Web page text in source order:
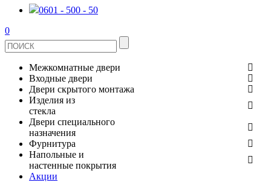
0601 - 500 - 50
0
Межкомнатные двери
ШПОНИРОВАНЫЕ
ЭКОШПОН
ИЗ МАССИВА СОСНЫ
Входные двери
МЕТАЛЛИЧЕСКИЕ ДВЕРИ
В КВАРТИРУ
ДЛЯ ДОМА
Двери скрытого монтажа
СТЕКЛЯННЫЕ
ЗЕРКАЛЬНЫЕ
Изделия из
стекла
ДВЕРИ
ДУШЕВЫЕ КАБИНЫ И ПЕРЕГОРОДКИ
ОГРАЖДЕНИЯ И СТУПЕНИ
Двери специального
назначения
ПРОТИВОПОЖАРНЫЕ
Фурнитура
ДВЕРНЫЕ РУЧКИ
Напольные и
настенные покрытия
Акции